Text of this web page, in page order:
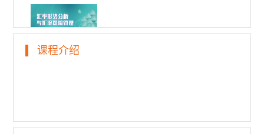
汇率形势分析与汇率风险管理 (四）
课程介绍